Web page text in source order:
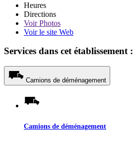
Heures
Directions
VoirPhotos
Voir le site Web
Services dans cet établissement :
Camions de déménagement
Camions de déménagement